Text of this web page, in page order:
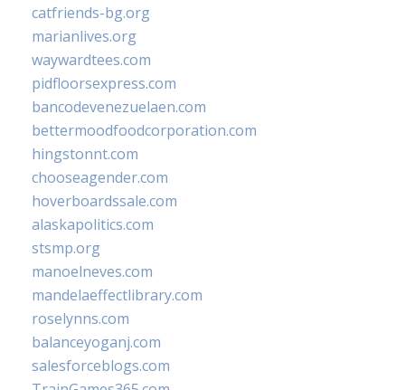
catfriends-bg.org
marianlives.org
waywardtees.com
pidfloorsexpress.com
bancodevenezuelaen.com
bettermoodfoodcorporation.com
hingstonnt.com
chooseagender.com
hoverboardssale.com
alaskapolitics.com
stsmp.org
manoelneves.com
mandelaeffectlibrary.com
roselynns.com
balanceyoganj.com
salesforceblogs.com